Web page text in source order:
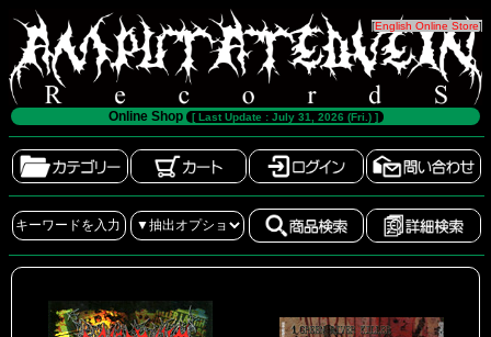
[English Online Store]
Online Shop [ Last Update : July 31, 2026 (Fri.) ]